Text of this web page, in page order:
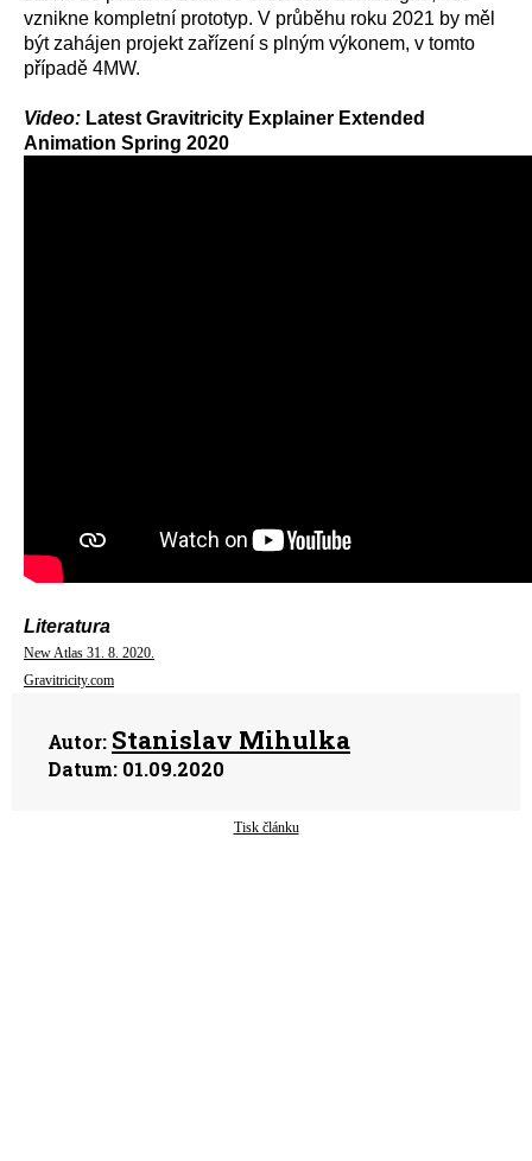
vznikne kompletní prototyp. V průběhu roku 2021 by měl
být zahájen projekt zařízení s plným výkonem, v tomto
případě 4MW.
Video: Latest Gravitricity Explainer Extended
Animation Spring 2020
Literatura
New Atlas 31. 8. 2020.
Gravitricity.com
Autor: Stanislav Mihulka
Datum: 01.09.2020
Tisk článku